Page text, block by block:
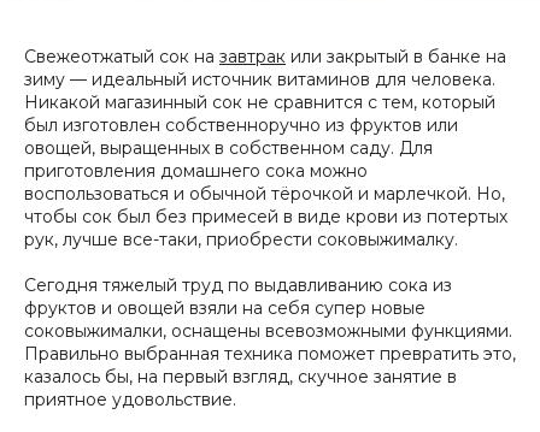
Свежеотжатый сок на завтрак или закрытый в банке на
зиму — идеальный источник витаминов для человека.
Никакой магазинный сок не сравнится с тем, который
был изготовлен собственноручно из фруктов или
овощей, выращенных в собственном саду. Для
приготовления домашнего сока можно
воспользоваться и обычной тёрочкой и марлечкой. Но,
чтобы сок был без примесей в виде крови из потертых
рук, лучше все-таки, приобрести соковыжималку.
Сегодня тяжелый труд по выдавливанию сока из
фруктов и овощей взяли на себя супер новые
соковыжималки, оснащены всевозможными функциями.
Правильно выбранная техника поможет превратить это,
казалось бы, на первый взгляд, скучное занятие в
приятное удовольствие.